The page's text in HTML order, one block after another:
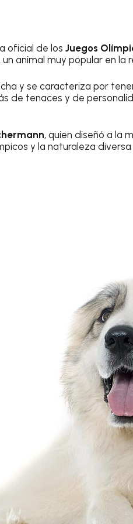
oficial de los Juegos
, un animal muy popular en la
y se caracteriza por
de tenaces y de
, quien diseñó a la
y la naturaleza